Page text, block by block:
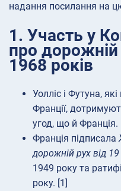
надання посилання на
1. Участь у
про
1968 років
Уолліс і Футуна,
Франції,
угод, що й Франція.
Франція підписала
дорожній рух від
1949 року та
року. [1]